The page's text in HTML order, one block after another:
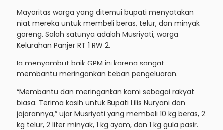
Mayoritas warga yang ditemui bupati menyatakan
niat mereka untuk membeli beras, telur, dan minyak
goreng. Salah satunya adalah Musriyati, warga
Kelurahan Panjer RT 1 RW 2.
Ia menyambut baik GPM ini karena sangat
membantu meringankan beban pengeluaran.
“Membantu dan meringankan kami sebagai rakyat
biasa. Terima kasih untuk Bupati Lilis Nuryani dan
jajarannya,” ujar Musriyati yang membeli 10 kg beras, 2
kg telur, 2 liter minyak, 1 kg ayam, dan 1 kg gula pasir.